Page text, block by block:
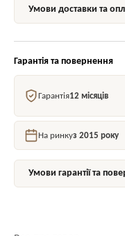
Умови доставки та
Гарантія та повернення
Гарантія12 місяців
На ринкуз 2015 року
Умови гарантії та